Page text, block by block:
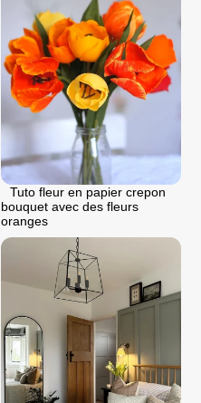
Tuto fleur en papier crepon
bouquet avec des fleurs
oranges